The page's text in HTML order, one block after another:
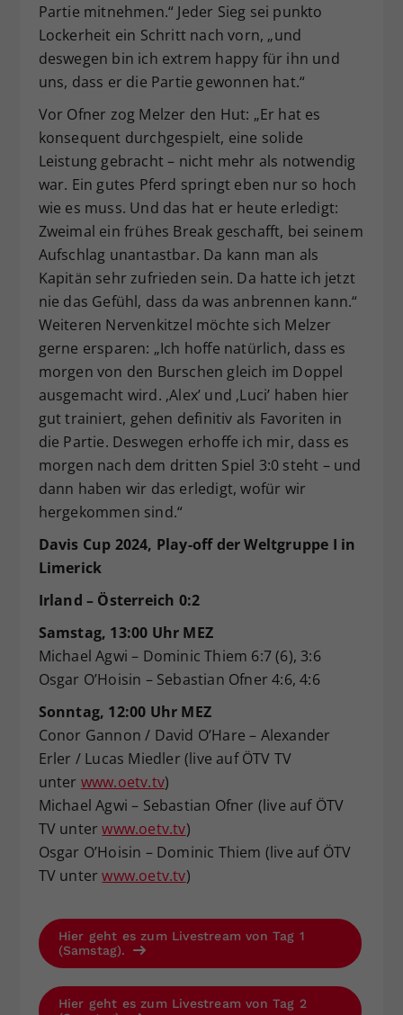
Partie mitnehmen.“ Jeder Sieg sei punkto
Lockerheit ein Schritt nach vorn, „und
deswegen bin ich extrem happy für ihn und
uns, dass er die Partie gewonnen hat.“
Vor Ofner zog Melzer den Hut: „Er hat es
konsequent durchgespielt, eine solide
Leistung gebracht – nicht mehr als notwendig
war. Ein gutes Pferd springt eben nur so hoch
wie es muss. Und das hat er heute erledigt:
Zweimal ein frühes Break geschafft, bei seinem
Aufschlag unantastbar. Da kann man als
Kapitän sehr zufrieden sein. Da hatte ich jetzt
nie das Gefühl, dass da was anbrennen kann.“
Weiteren Nervenkitzel möchte sich Melzer
gerne ersparen: „Ich hoffe natürlich, dass es
morgen von den Burschen gleich im Doppel
ausgemacht wird. ‚Alex’ und ‚Luci’ haben hier
gut trainiert, gehen definitiv als Favoriten in
die Partie. Deswegen erhoffe ich mir, dass es
morgen nach dem dritten Spiel 3:0 steht – und
dann haben wir das erledigt, wofür wir
hergekommen sind.“
Davis Cup 2024, Play-off der Weltgruppe I in
Limerick
Irland – Österreich 0:2
Samstag, 13:00 Uhr MEZ
Michael Agwi – Dominic Thiem 6:7 (6), 3:6
Osgar O’Hoisin – Sebastian Ofner 4:6, 4:6
Sonntag, 12:00 Uhr MEZ
Conor Gannon / David O’Hare – Alexander
Erler / Lucas Miedler (live auf ÖTV TV
unter www.oetv.tv)
Michael Agwi – Sebastian Ofner (live auf ÖTV
TV unterwww.oetv.tv)
Osgar O’Hoisin – Dominic Thiem (live auf ÖTV
TV unterwww.oetv.tv)
Hier geht es zum Livestream von Tag 1
(Samstag).
Hier geht es zum Livestream von Tag 2